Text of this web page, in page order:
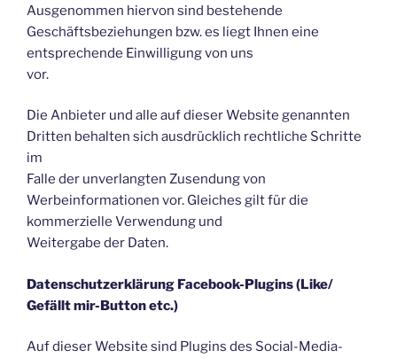
Ausgenommen hiervon sind bestehende
Geschäftsbeziehungen bzw. es liegt Ihnen eine
entsprechende Einwilligung von uns
vor.
Die Anbieter und alle auf dieser Website genannten
Dritten behalten sich ausdrücklich rechtliche Schritte
im
Falle der unverlangten Zusendung von
Werbeinformationen vor. Gleiches gilt für die
kommerzielle Verwendung und
Weitergabe der Daten.
Datenschutzerklärung Facebook-Plugins (Like/
Gefällt mir-Button etc.)
Auf dieser Website sind Plugins des Social-Media-